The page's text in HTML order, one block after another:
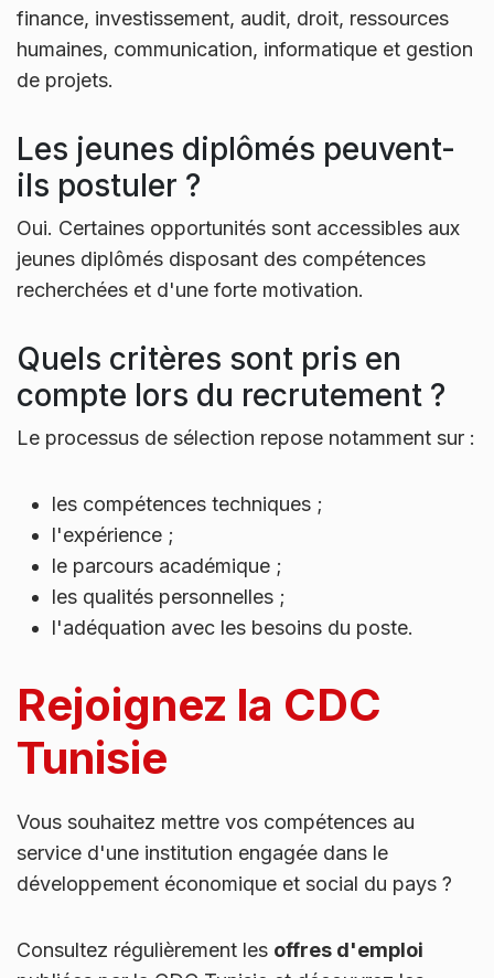
finance, investissement, audit, droit, ressources
humaines, communication, informatique et gestion
de projets.
Les jeunes diplômés peuvent-
ils postuler ?
Oui. Certaines opportunités sont accessibles aux
jeunes diplômés disposant des compétences
recherchées et d'une forte motivation.
Quels critères sont pris en
compte lors du recrutement ?
Le processus de sélection repose notamment sur :
les compétences techniques ;
l'expérience ;
le parcours académique ;
les qualités personnelles ;
l'adéquation avec les besoins du poste.
Rejoignez la CDC
Tunisie
Vous souhaitez mettre vos compétences au
service d'une institution engagée dans le
développement économique et social du pays ?
Consultez régulièrement les offres d'emploi